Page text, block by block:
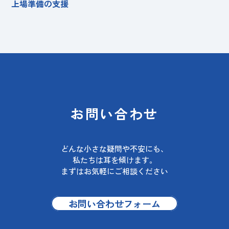
上場準備の支援
お問い合わせ
どんな小さな疑問や不安にも、
私たちは耳を傾けます。
まずはお気軽にご相談ください
お問い合わせフォーム